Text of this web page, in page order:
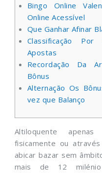
Bingo Online
Online Acessível
Que Ganhar Afinar
Classificação Por
Apostas
Recordação Da
Bônus
Alternação Os
vez que Balanço
Altiloquente
fisicamente ou
abicar bazar sem
mais de 12